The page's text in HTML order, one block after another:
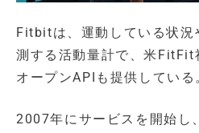
Fitbitは、運動している状況
測する活動量計で、米FitFit
オープンAPIも提供している
2007年にサービスを開始し